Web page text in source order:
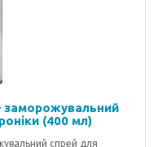
заморожувальний
(400 мл)
спрей для